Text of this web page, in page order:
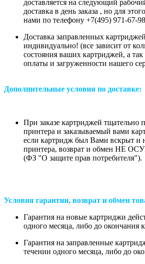
доставляется на следующий
доставка в день заказа , но для
нами по телефону +7(495) 971-67-
Доставка заправленных
индивидуально! (все зависит от
состояния ваших картриджей, а так
оплаты и загруженности нашего
Дополнительные условия по доставке:
При заказе картриджей тщательно
принтера и заказываемый вами
если картридж был Вами вскрыт и
принтера, возврат и обмен НЕ
(ФЗ "О защите прав потребителя").
Условия гарантии, возврат и обмен
Гарантия на новые картриджи
одного месяца, либо до окончания
Гарантия на заправленные
течении одного месяца, либо до